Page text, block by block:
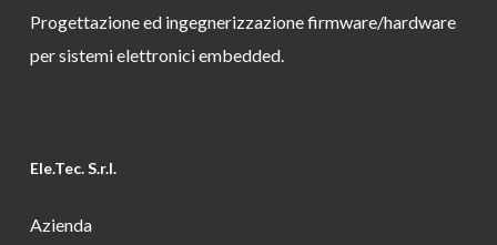
Progettazione ed ingegnerizzazione firmware/hardware
per sistemi elettronici embedded.
Ele.Tec. S.r.l.
Azienda